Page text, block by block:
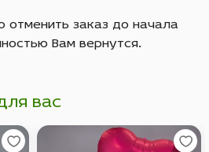
отменить заказ до начала
Вам вернутся.
вас